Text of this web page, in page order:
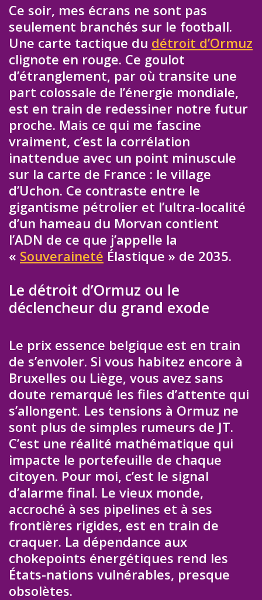
Ce soir, mes écrans ne sont pas
seulement branchés sur le football.
Une carte tactique du détroit d’Ormuz
clignote en rouge. Ce goulot
d’étranglement, par où transite une
part colossale de l’énergie mondiale,
est en train de redessiner notre futur
proche. Mais ce qui me fascine
vraiment, c’est la corrélation
inattendue avec un point minuscule
sur la carte de France : le village
d’Uchon. Ce contraste entre le
gigantisme pétrolier et l’ultra-localité
d’un hameau du Morvan contient
l’ADN de ce que j’appelle la
« Souveraineté Élastique » de 2035.
Le détroit d’Ormuz ou le
déclencheur du grand exode
Le prix essence belgique est en train
de s’envoler. Si vous habitez encore à
Bruxelles ou Liège, vous avez sans
doute remarqué les files d’attente qui
s’allongent. Les tensions à Ormuz ne
sont plus de simples rumeurs de JT.
C’est une réalité mathématique qui
impacte le portefeuille de chaque
citoyen. Pour moi, c’est le signal
d’alarme final. Le vieux monde,
accroché à ses pipelines et à ses
frontières rigides, est en train de
craquer. La dépendance aux
chokepoints énergétiques rend les
États-nations vulnérables, presque
obsolètes.